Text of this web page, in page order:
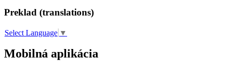
Preklad (translations)
Select Language ▼
Mobilná aplikácia